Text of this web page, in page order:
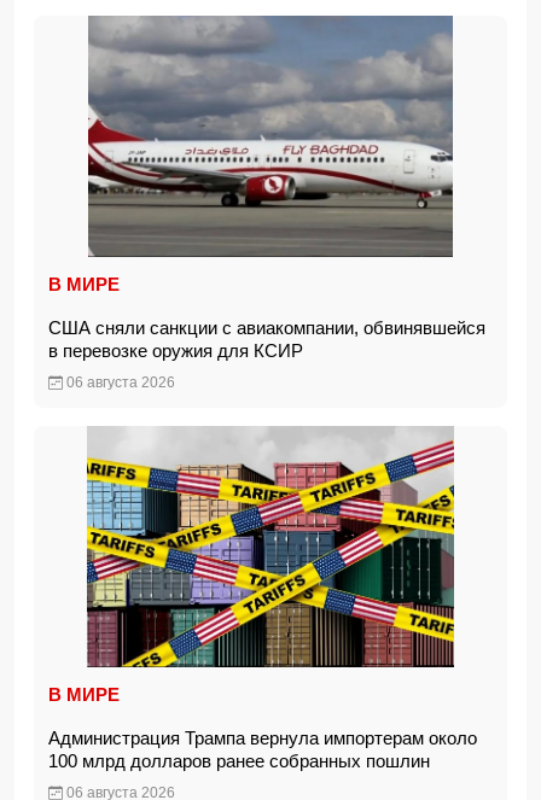
В МИРЕ
США сняли санкции с авиакомпании, обвинявшейся
в перевозке оружия для КСИР
06 августа 2026
В МИРЕ
Администрация Трампа вернула импортерам около
100 млрд долларов ранее собранных пошлин
06 августа 2026